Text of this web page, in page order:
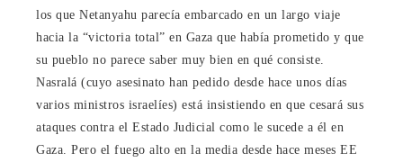
los que Netanyahu parecía embarcado en un largo viaje
hacia la “victoria total” en Gaza que había prometido y que
su pueblo no parece saber muy bien en qué consiste.
Nasralá (cuyo asesinato han pedido desde hace unos días
varios ministros israelíes) está insistiendo en que cesará sus
ataques contra el Estado Judicial como le sucede a él en
Gaza. Pero el fuego alto en la media desde hace meses EE